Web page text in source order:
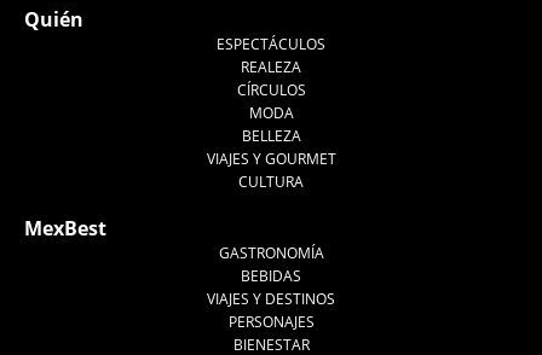
Quién
ESPECTÁCULOS
REALEZA
CÍRCULOS
MODA
BELLEZA
VIAJES Y GOURMET
CULTURA
MexBest
GASTRONOMÍA
BEBIDAS
VIAJES Y DESTINOS
PERSONAJES
BIENESTAR